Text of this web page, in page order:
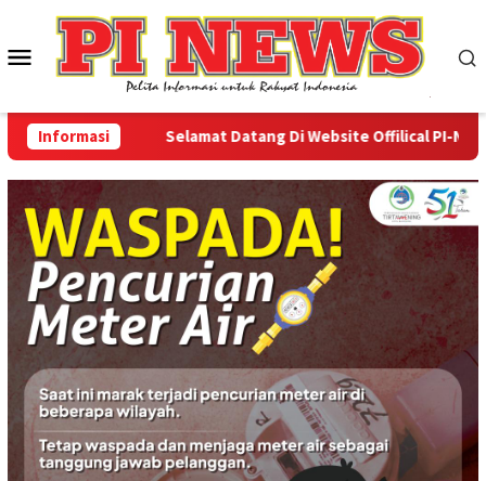
konten
Menu
Mobile
Informasi Selamat Datang Di Website Offilical PI-News